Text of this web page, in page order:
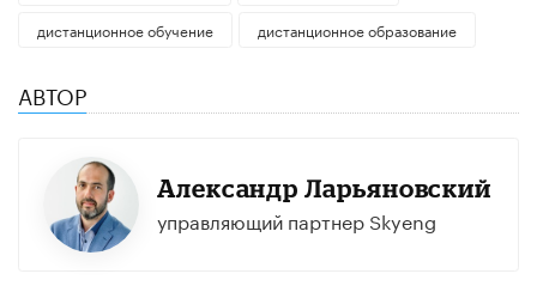
дистанционное обучение
дистанционное образование
АВТОР
Александр Ларьяновский
управляющий партнер Skyeng